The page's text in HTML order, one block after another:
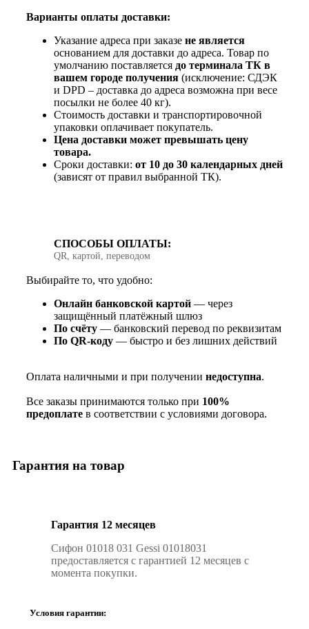
Варианты оплаты доставки:
Указание адреса при заказе не является
основанием для доставки до адреса. Товар по
умолчанию поставляется до терминала ТК в
вашем городе получения (исключение: СДЭК
и DPD – доставка до адреса возможна при весе
посылки не более 40 кг).
Стоимость доставки и транспортировочной
упаковки оплачивает покупатель.
Цена доставки может превышать цену
товара.
Сроки доставки: от 10 до 30 календарных дней
(зависят от правил выбранной ТК).
СПОСОБЫ ОПЛАТЫ:
QR, картой, переводом
Выбирайте то, что удобно:
Онлайн банковской картой — через
защищённый платёжный шлюз
По счёту — банковский перевод по реквизитам
По QR‑коду — быстро и без лишних действий
Оплата наличными и при получении недоступна.
Все заказы принимаются только при 100%
предоплате в соответствии с условиями договора.
Гарантия на товар
Гарантия 12 месяцев
Сифон 01018 031 Gessi 01018031
предоставляется с гарантией 12 месяцев с
момента покупки.
Условия гарантии: